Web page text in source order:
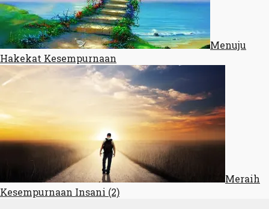
Menuju
Hakekat Kesempurnaan
Meraih
Kesempurnaan Insani (2)